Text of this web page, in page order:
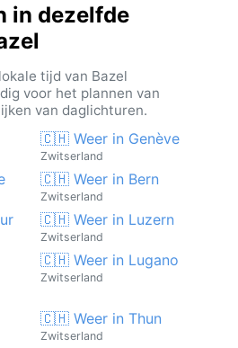
in dezelfde
tijd van Bazel
voor het plannen van
van daglichturen.
🇨🇭 Weer in Genève
Zwitserland
🇨🇭 Weer in Bern
Zwitserland
🇨🇭 Weer in Luzern
Zwitserland
🇨🇭 Weer in Lugano
Zwitserland
🇨🇭 Weer in Thun
Zwitserland